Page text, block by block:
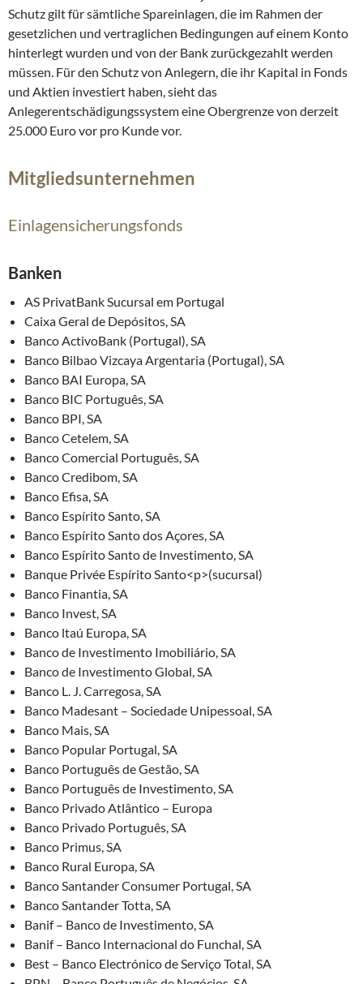
Schutz gilt für sämtliche Spareinlagen, die im Rahmen der
gesetzlichen und vertraglichen Bedingungen auf einem Konto
hinterlegt wurden und von der Bank zurückgezahlt werden
müssen. Für den Schutz von Anlegern, die ihr Kapital in Fonds
und Aktien investiert haben, sieht das
Anlegerentschädigungssystem eine Obergrenze von derzeit
25.000 Euro vor pro Kunde vor.
Mitgliedsunternehmen
Einlagensicherungsfonds
Banken
AS PrivatBank Sucursal em Portugal
Caixa Geral de Depósitos, SA
Banco ActivoBank (Portugal), SA
Banco Bilbao Vizcaya Argentaria (Portugal), SA
Banco BAI Europa, SA
Banco BIC Português, SA
Banco BPI, SA
Banco Cetelem, SA
Banco Comercial Português, SA
Banco Credibom, SA
Banco Efisa, SA
Banco Espírito Santo, SA
Banco Espírito Santo dos Açores, SA
Banco Espírito Santo de Investimento, SA
Banque Privée Espírito Santo<p>(sucursal)
Banco Finantia, SA
Banco Invest, SA
Banco ltaú Europa, SA
Banco de Investimento Imobiliário, SA
Banco de Investimento Global, SA
Banco L. J. Carregosa, SA
Banco Madesant – Sociedade Unipessoal, SA
Banco Mais, SA
Banco Popular Portugal, SA
Banco Português de Gestão, SA
Banco Português de Investimento, SA
Banco Privado Atlântico – Europa
Banco Privado Português, SA
Banco Primus, SA
Banco Rural Europa, SA
Banco Santander Consumer Portugal, SA
Banco Santander Totta, SA
Banif – Banco de Investimento, SA
Banif – Banco Internacional do Funchal, SA
Best – Banco Electrónico de Serviço Total, SA